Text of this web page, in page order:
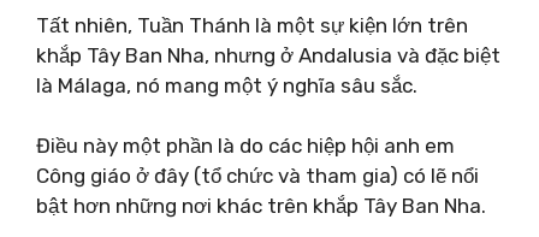
Tất nhiên, Tuần Thánh là một sự kiện lớn trên
khắp Tây Ban Nha, nhưng ở Andalusia và đặc biệt
là Málaga, nó mang một ý nghĩa sâu sắc.
Điều này một phần là do các hiệp hội anh em
Công giáo ở đây (tổ chức và tham gia) có lẽ nổi
bật hơn những nơi khác trên khắp Tây Ban Nha.